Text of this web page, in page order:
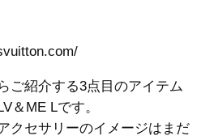
ご紹介する3点目のアイテム
＆ME Lです。
クセサリーのイメージはまだ